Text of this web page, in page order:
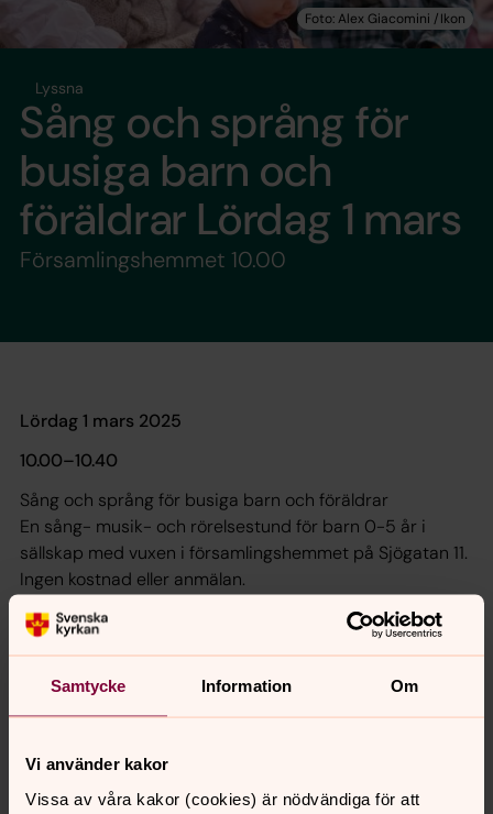
Samtycke Information Om
Vi använder kakor
Vissa av våra kakor (cookies) är nödvändiga för att
Lyssna
Sång och språng för
busiga barn och
föräldrar Lördag 1 mars
Församlingshemmet 10.00
Lördag 1 mars 2025
10.00–10.40
Sång och språng för busiga barn och föräldrar
En sång- musik- och rörelsestund för barn 0-5 år i
sällskap med vuxen i församlingshemmet på Sjögatan 11.
Ingen kostnad eller anmälan.
Senast ändrad 24 februari 2025
innehåll?
motala.forsamling@svenskakyrkan.se